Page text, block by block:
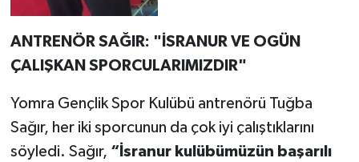
ANTRENÖR SAĞIR: "İSRANUR VE OGÜN
ÇALIŞKAN SPORCULARIMIZDIR"
Yomra Gençlik Spor Kulübü antrenörü Tuğba
Sağır, her iki sporcunun da çok iyi çalıştıklarını
söyledi. Sağır, “İsranur kulübümüzün başarılı